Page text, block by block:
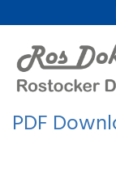
zum Inhalt
PDF